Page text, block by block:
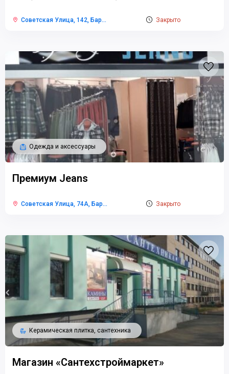
Советская Улица, 142, Бар... Закрыто
Премиум Jeans
Одежда и аксессуары
Советская Улица, 74А, Бар... Закрыто
Магазин «Сантехстроймаркет»
Керамическая плитка, сантехника